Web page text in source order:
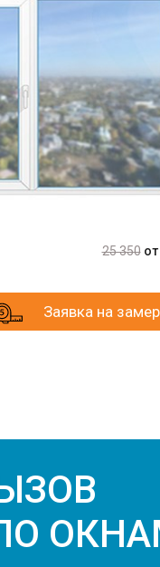
25 350
Заявка на замер